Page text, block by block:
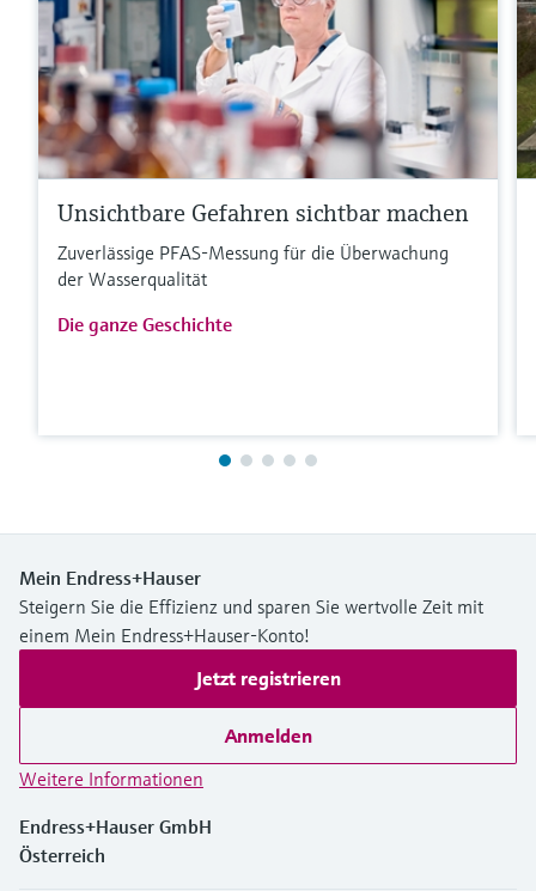
Unsichtbare Gefahren sichtbar machen
Zuverlässige PFAS-Messung für die Überwachung
der Wasserqualität
Die ganze Geschichte
Mein Endress+Hauser
Steigern Sie die Effizienz und sparen Sie wertvolle Zeit mit
einem Mein Endress+Hauser-Konto!
Jetzt registrieren
Anmelden
Weitere Informationen
Endress+Hauser GmbH
Österreich